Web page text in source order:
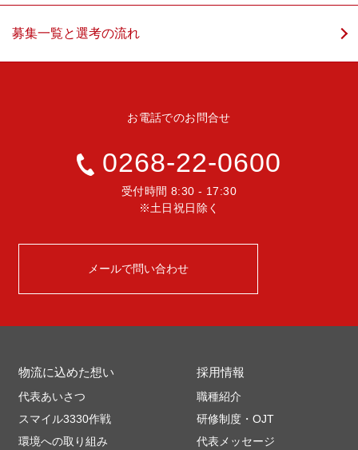
募集一覧と選考の流れ
お電話でのお問合せ
0268-22-0600
受付時間 8:30 - 17:30
※土日祝日除く
メールで問い合わせ
物流に込めた想い
代表あいさつ
スマイル3330作戦
環境への取り組み
採用情報
職種紹介
研修制度・OJT
代表メッセージ